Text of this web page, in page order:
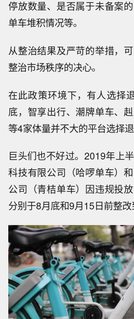
停放数量、是否属于未备案
单车堆积情况等。
从整治结果及严苛的举措，
整治市场秩序的决心。
在此政策环境下，有人选择
底，智享出行、潮牌单车、
等4家体量并不大的平台选择退
巨头们也不好过。2019年上
科技有限公司（哈啰单车）
公司（青桔单车）因违规投
分别于8月底和9月15日前整改